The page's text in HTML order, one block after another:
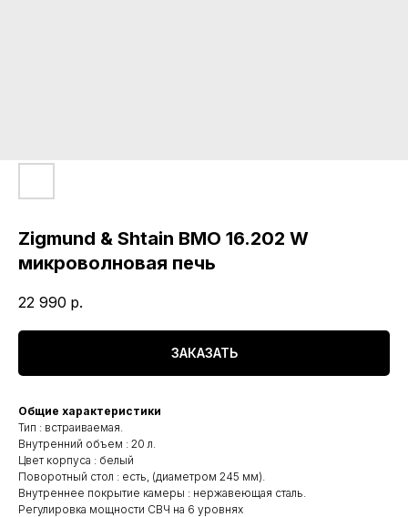
Zigmund & Shtain BMO 16.202 W
микроволновая печь
22 990 р.
ЗАКАЗАТЬ
Общие характеристики
Тип : встраиваемая.
Внутренний объем : 20 л.
Цвет корпуса : белый
Поворотный стол : есть, (диаметром 245 мм).
Внутреннее покрытие камеры : нержавеющая сталь.
Регулировка мощности СВЧ на 6 уровнях